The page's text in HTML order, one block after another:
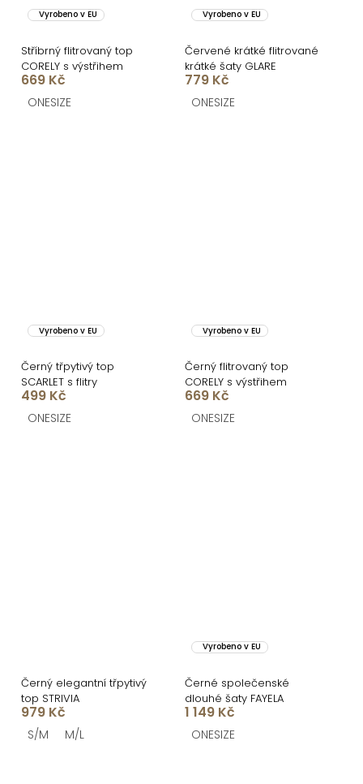
Vyrobeno v EU
Stříbrný flitrovaný top
CORELY s výstřihem
669 Kč
ONESIZE
Vyrobeno v EU
Červené krátké flitrované
krátké šaty GLARE
779 Kč
ONESIZE
Vyrobeno v EU
Černý třpytivý top
SCARLET s flitry
499 Kč
ONESIZE
Vyrobeno v EU
Černý flitrovaný top
CORELY s výstřihem
669 Kč
ONESIZE
Černý elegantní třpytivý
top STRIVIA
979 Kč
S/M M/L
Vyrobeno v EU
Černé společenské
dlouhé šaty FAYELA
1 149 Kč
ONESIZE